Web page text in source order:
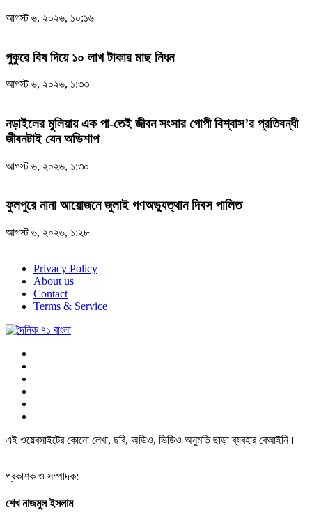
আগস্ট ৬, ২০২৬, ১০:১৬
পুকুরে বিষ দিয়ে ১০ লাখ টাকার মাছ নিধন
আগস্ট ৬, ২০২৬, ১:৩৩
নড়াইলের মুলিয়ায় এক পা-তেই জীবন সংসার গোপী বিশ্বাস’র প্রতিবন্ধী
জীবনটাই যেন অভিশাপ
আগস্ট ৬, ২০২৬, ১:৩০
ফুলপুরে নানা আয়োজনে জুলাই গণঅভ্যুত্থান দিবস পালিত
আগস্ট ৬, ২০২৬, ১:২৮
Privacy Policy
About us
Contact
Terms & Service
এই ওয়েবসাইটের কোনো লেখা, ছবি, অডিও, ভিডিও অনুমতি ছাড়া ব্যবহার বেআইনি।
প্রকাশক ও সম্পাদক:
শেখ নাজমুল ইসলাম